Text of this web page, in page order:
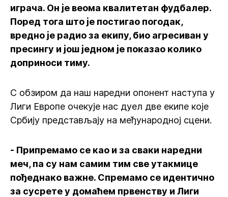
играча. Он је веома квалитетан фудбалер.
Поред тога што је постигао погодак,
вредно је радио за екипу, био агресиван у
пресингу и још једном је показао колико
доприноси тиму.
С обзиром да наш наредни опонент наступа у
Лиги Европе очекује нас дуел две екипе које
Србију представљају на међународној сцени.
- Припремамо се као и за сваки наредни
меч, па су нам самим тим све утакмице
пођеднако важне. Спремамо се идентично
за сусрете у домаћем првенству и Лиги